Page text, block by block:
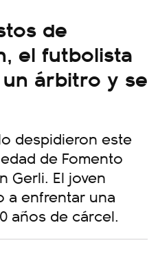
de
el futbolista
árbitro y se
despidieron este
de Fomento
Gerli. El joven
a enfrentar una
años de cárcel.